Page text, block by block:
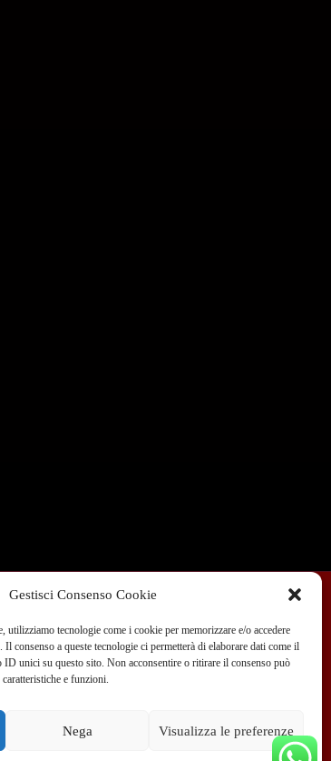
Gestisci Consenso Cookie
utilizziamo tecnologie come i cookie per memorizzare e/o accedere
consenso a queste tecnologie ci permetterà di elaborare dati come il
ID unici su questo sito. Non acconsentire o ritirare il consenso può
e funzioni.
Nega Visualizza le preferenze
Vendita Dove siamo Blog
info@teammotor.it
Di Sopra Via G. Verga 6A